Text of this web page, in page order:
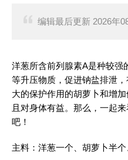
编辑最后更新 2026年
洋葱所含前列腺素A是种较强
等升压物质，促进钠盐排泄
大的保护作用的胡萝卜和增
且对身体有益。那么，一起
吧！
主料：洋葱一个、胡萝卜半